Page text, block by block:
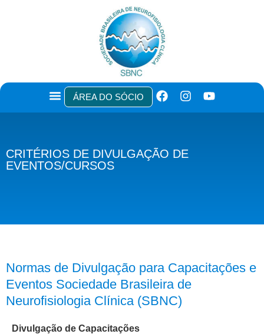
ÁREA DO SÓCIO
CRITÉRIOS DE DIVULGAÇÃO DE
EVENTOS/CURSOS
Normas de Divulgação para Capacitações e
Eventos Sociedade Brasileira de
Neurofisiologia Clínica (SBNC)
Divulgação de Capacitações